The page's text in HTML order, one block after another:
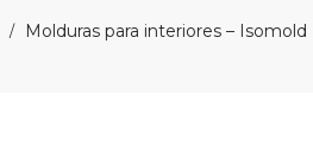
/ Molduras para interiores – Isomold